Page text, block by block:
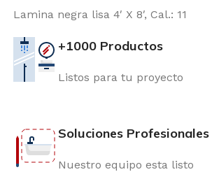
Lamina negra lisa 4′ X 8′, Cal.: 11
+1000 Productos
Listos para tu proyecto
Soluciones Profesionales
Nuestro equipo esta listo